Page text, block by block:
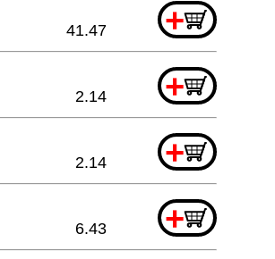
+
41.47
+
2.14
+
2.14
+
6.43